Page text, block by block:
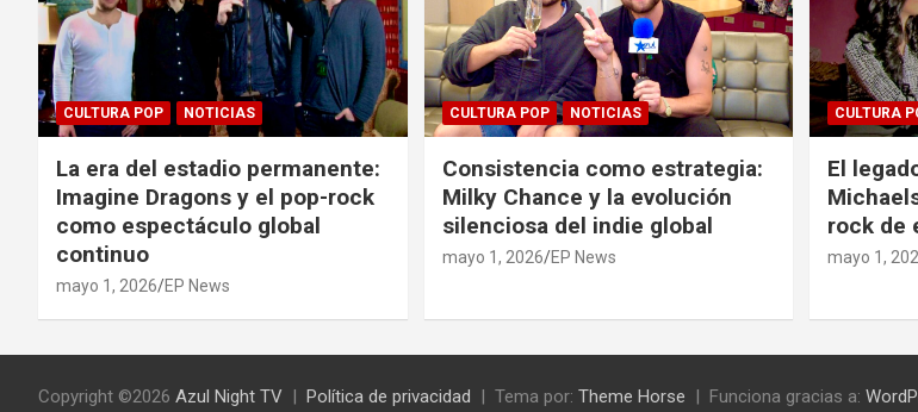
CULTURA POP NOTICIAS
La era del estadio permanente:
Imagine Dragons y el pop-rock
como espectáculo global
continuo
mayo 1, 2026 EP News
CULTURA POP NOTICIAS
Consistencia como estrategia:
Milky Chance y la evolución
silenciosa del indie global
mayo 1, 2026 EP News
CULTURA
El
rock de
mayo 1,
Copyright ©2026 Azul Night TV Política de privacidad Tema por: Theme Horse Funciona gracias a: